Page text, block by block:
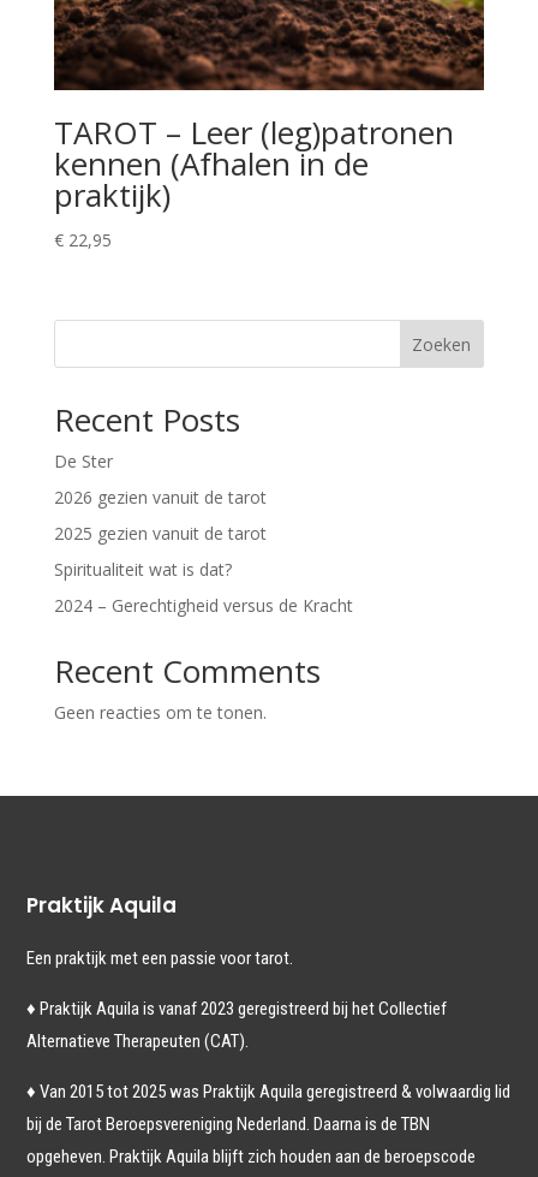
TAROT – Leer (leg)patronen
kennen (Afhalen in de
praktijk)
€22,95
Zoeken
Recent Posts
De Ster
2026 gezien vanuit de tarot
2025 gezien vanuit de tarot
Spiritualiteit wat is dat?
2024 – Gerechtigheid versus de Kracht
Recent Comments
Geen reacties om te tonen.
Praktijk Aquila
Een praktijk met een passie voor tarot.
♦ Praktijk Aquila is vanaf 2023geregistreerd bij het Collectief
Alternatieve Therapeuten (CAT).
♦ Van 2015 tot 2025 was Praktijk Aquila geregistreerd & volwaardig lid
bij de Tarot Beroepsvereniging Nederland. Daarna is de TBN
opgeheven. Praktijk Aquila blijft zich houden aan de beroepscode